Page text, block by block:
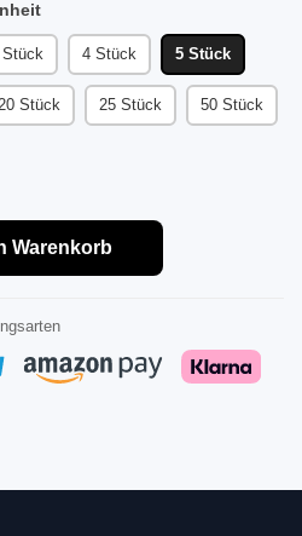
Stück 4 Stück 5 Stück
Stück 25 Stück 50 Stück
Warenkorb